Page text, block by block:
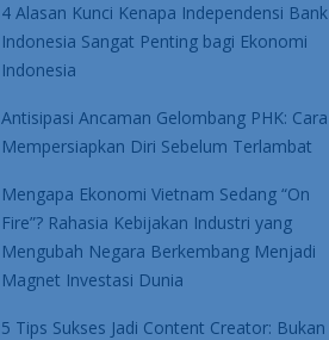
4 Alasan Kunci Kenapa Independensi Bank
Indonesia Sangat Penting bagi Ekonomi
Indonesia
Antisipasi Ancaman Gelombang PHK: Cara
Mempersiapkan Diri Sebelum Terlambat
Mengapa Ekonomi Vietnam Sedang “On
Fire”? Rahasia Kebijakan Industri yang
Mengubah Negara Berkembang Menjadi
Magnet Investasi Dunia
5 Tips Sukses Jadi Content Creator: Bukan